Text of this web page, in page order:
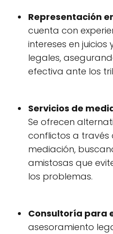
Representación
cuenta con
intereses en
legales,
efectiva ante los
Servicios de
Se ofrecen
conflictos a través
mediación,
amistosas que
los problemas.
Consultoría para
asesoramiento